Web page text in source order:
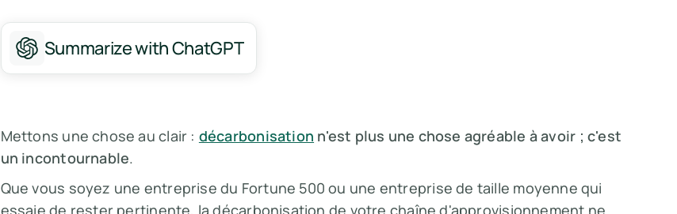
Summarize with ChatGPT
Mettons une chose au clair : décarbonisation n'est plus une chose agréable à avoir ; c'est
un incontournable.
Que vous soyez une entreprise du Fortune 500 ou une entreprise de taille moyenne qui
essaie de rester pertinente, la décarbonisation de votre chaîne d'approvisionnement ne